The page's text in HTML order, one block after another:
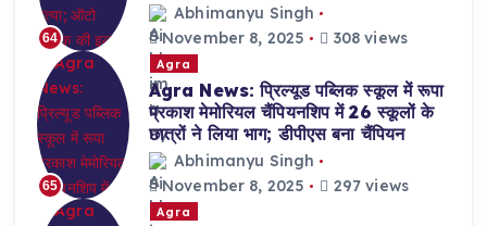
64
Abhimanyu Singh
November 8, 2025
308 views
65
Agra
Agra News: प्रिल्यूड पब्लिक स्कूल में रूपा
प्रकाश मेमोरियल चैंपियनशिप में 26 स्कूलों के
छात्रों ने लिया भाग; डीपीएस बना चैंपियन
Abhimanyu Singh
November 8, 2025
297 views
Agra